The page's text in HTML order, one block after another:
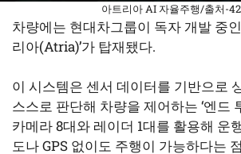
아트리아 AI 자율주행/출처-
차량에는 현대차그룹이 독자 개발 중
리아(Atria)’가 탑재됐다.
이 시스템은 센서 데이터를 기반으로
스스로 판단해 차량을 제어하는 ‘엔드
카메라 8대와 레이더 1대를 활용해 운
도나 GPS 없이도 주행이 가능하다는